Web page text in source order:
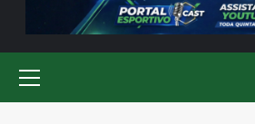
Menu